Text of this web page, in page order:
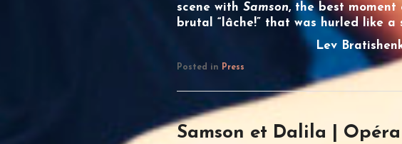
scene with Samson, the best
brutal “lâche!” that was hurled like a
Lev
Posted in Press
Samson et Dalila |